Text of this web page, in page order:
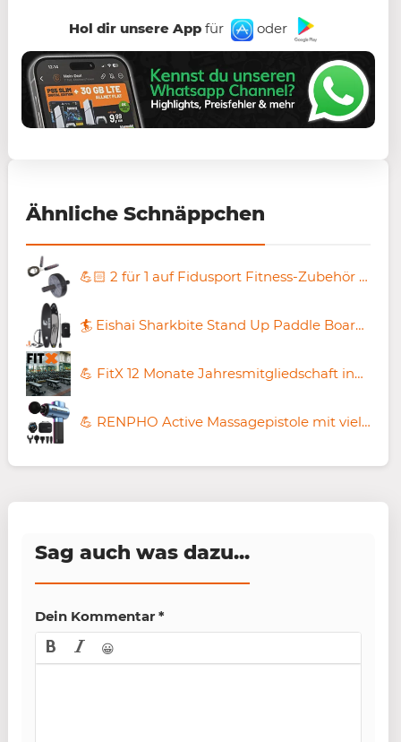
Hol dir unsere Appfür oder
Ähnliche Schnäppchen
💪🏻 2 für 1 auf Fidusport Fitness-Zubehör – z.B. 2x Springseil für 9,98€ (statt 20€)
🏄 Eishai Sharkbite Stand Up Paddle Board Set für 179,99€ (statt 202€)
💪 FitX 12 Monate Jahresmitgliedschaft inkl. Getränke-Flat & Kursen ➡️ für 288€ (statt 377€)
💪 RENPHO Active Massagepistole mit vielen Aufsätzen für 64,95€ (statt 100€)
Sag auch was dazu...
Dein Kommentar *
😀